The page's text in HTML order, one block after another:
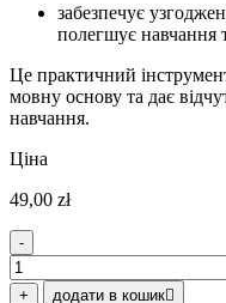
забезпечує
полегшує навчання
Це практичний
мовну основу та дає
навчання.
Ціна
49,00 zł
-
Start
1.+ додати в кошик